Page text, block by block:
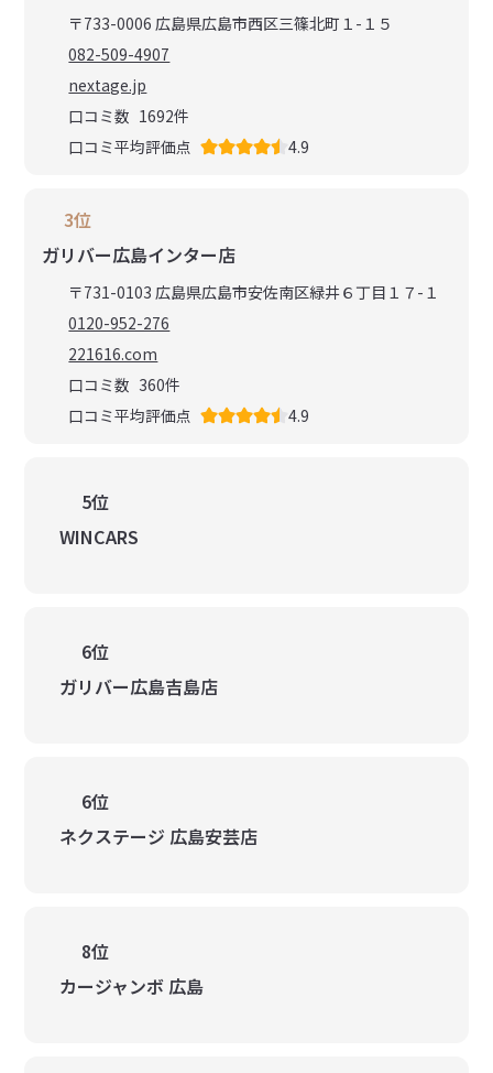
〒733-0006 広島県広島市西区三篠北町１-１５
082-509-4907
nextage.jp
口コミ数 1692件
口コミ平均評価点
4.9
3位
ガリバー広島インター店
〒731-0103 広島県広島市安佐南区緑井６丁目１７-１
0120-952-276
221616.com
口コミ数 360件
口コミ平均評価点
4.9
5位
WINCARS
6位
ガリバー広島吉島店
6位
ネクステージ 広島安芸店
8位
カージャンボ 広島